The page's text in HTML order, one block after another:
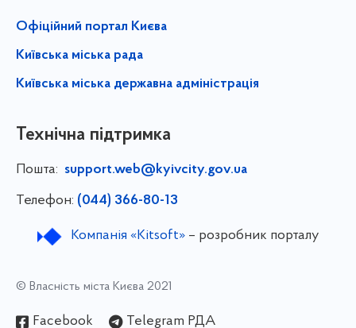
Офіційний портал Києва
Київська міська рада
Київська міська державна адміністрація
Технічна підтримка
Пошта: support.web@kyivcity.gov.ua
Телефон: (044) 366-80-13
Компанія «Kitsoft»– розробник порталу
© Власність міста Києва 2021
Facebook Telegram РДА